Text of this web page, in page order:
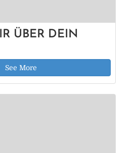
ÜBER DEIN
See More